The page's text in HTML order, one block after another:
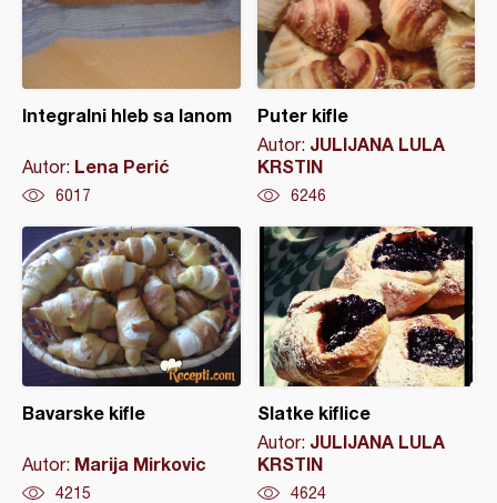
Integralni hleb sa lanom
Autor: Lena Perić
6017
Puter kifle
Autor: JULIJANA LULA
KRSTIN
6246
Bavarske kifle
Autor: Marija Mirkovic
4215
Slatke kiflice
Autor: JULIJANA LULA
KRSTIN
4624